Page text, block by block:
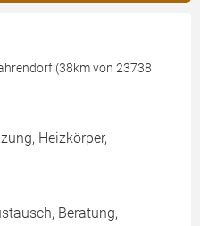
(38km von 23738
Heizkörper,
Beratung,